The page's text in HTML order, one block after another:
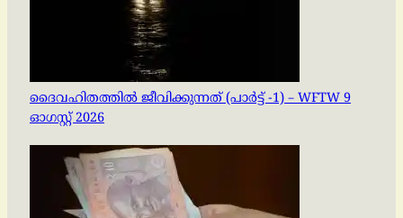
ദൈവഹിതത്തിൽ ജീവിക്കുന്നത് (പാർട്ട് -1) – WFTW 9
ഓഗസ്റ്റ് 2026